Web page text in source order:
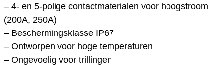
– 4- en 5-polige contactmaterialen voor hoogstroom
(200A, 250A)
– Beschermingsklasse IP67
– Ontworpen voor hoge temperaturen
– Ongevoelig voor trillingen